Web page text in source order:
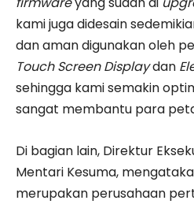
kami juga didesain
dan aman digunakan oleh
Touch Screen Displaydan
sehingga kami semakin
sangat membantu para
Di bagian lain, Direktur
Mentari Kesuma,
merupakan perusahaan